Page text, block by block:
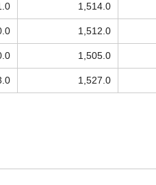
1,514.0
1,512.0
1,505.0
1,527.0